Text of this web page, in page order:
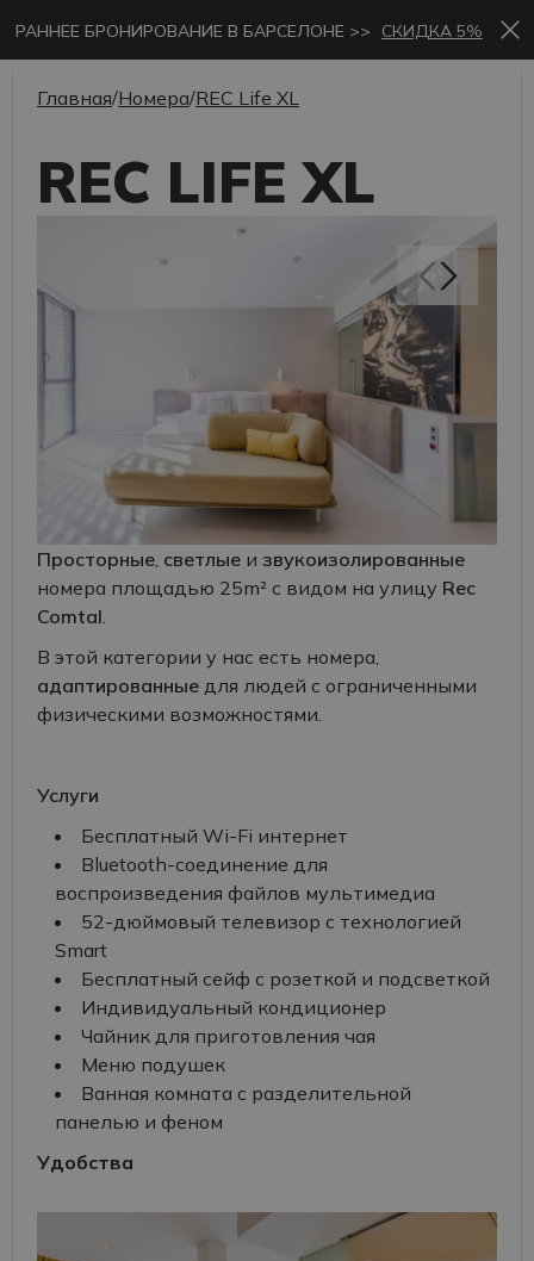
РАННЕЕ БРОНИРОВАНИЕ В БАРСЕЛОНЕ >> СКИДКА 5%
Главная/Номера/REC Life XL
REC LIFE XL
Просторные светлые и звукоизолированные
номера площадью 25m² с видом на улицу Rec
Comtal
В этой категории у нас есть номера,
адаптированные для людей с ограниченными
физическими возможностями.
Услуги
Бесплатный Wi-Fi интернет
Bluetooth-соединение для
воспроизведения файлов мультимедиа
52-дюймовый телевизор с технологией
Smart
Бесплатный сейф с розеткой и подсветкой
Индивидуальный кондиционер
Чайник для приготовления чая
Меню подушек
Ванная комната с разделительной
панелью и феном
Удобства